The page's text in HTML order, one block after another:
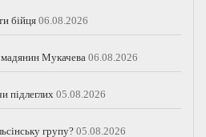
бійця 06.08.2026
Мукачева 06.08.2026
підлеглих 05.08.2026
групу? 05.08.2026